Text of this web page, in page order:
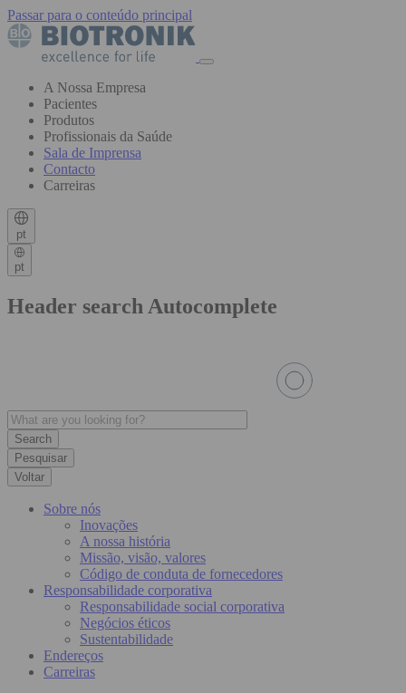
Passar para o conteúdo principal
A Nossa Empresa
Pacientes
Produtos
Profissionais da Saúde
Sala de Imprensa
Contacto
Carreiras
pt
pt
Header search Autocomplete
Pesquisar
Voltar
Sobre nós
Inovações
A nossa história
Missão, visão, valores
Código de conduta de fornecedores
Responsabilidade corporativa
Responsabilidade social corporativa
Negócios éticos
Sustentabilidade
Endereços
Carreiras